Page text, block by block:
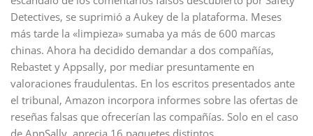
Detectives, se suprimió a Aukey de la plataforma. Meses
más tarde la «limpieza» sumaba ya más de 600 marcas
chinas. Ahora ha decidido demandar a dos compañías,
Rebastet y Appsally, por mediar presuntamente en
valoraciones fraudulentas. En los escritos presentados ante
el tribunal, Amazon incorpora informes sobre las ofertas de
reseñas falsas que ofrecerían las compañías. Solo en el caso
de AppSally, aprecia 16 paquetes distintos.